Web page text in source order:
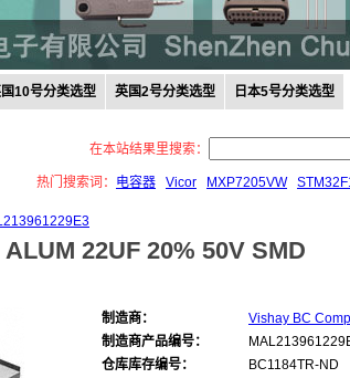
10号分类选型 英国2号分类选型 日本5号分类选型
在本站结果里搜索：
热门搜索词： 电容器 Vicor MXP7205VW
22UF 20% 50V SMD
制造商：
Vishay BC
制造商产品编号：
仓库库存编号：
BC1184TR-ND